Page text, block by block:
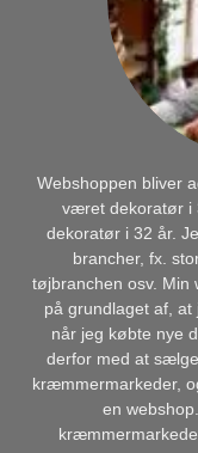
Webshoppen bliver
været dekoratør i
dekoratør i 32 år.
brancher, fx.
tøjbranchen osv. Min
på grundlaget af,
når jeg købte nye
derfor med at
kræmmermarkeder,
en